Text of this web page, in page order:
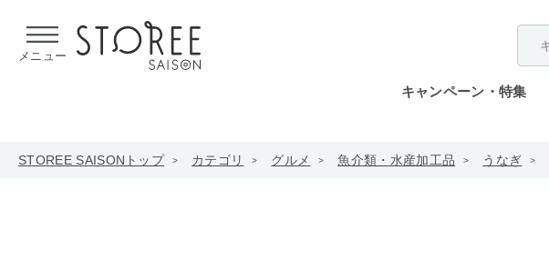
メニュー
キャンペーン・特集
STOREE SAISONトップ カテゴリ グルメ 魚介類・水産加工品 うなぎ